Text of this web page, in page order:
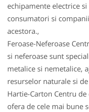
echipamente electrice
consumatori si
acestora.,
Feroase-Neferoase
si neferoase sunt
metalice si nemetalice,
resurselor naturale si
Hartie-Carton Centru
ofera de cele mai bune